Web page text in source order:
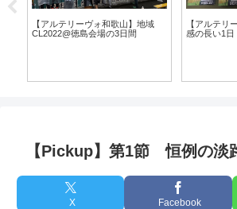
【アルテリーヴォ和歌山】Div1 第
2節vs おこしやす京都AC(210425)
【
vsCento Cuori
【Pickup】第1節 恒例の淡
X Facebook